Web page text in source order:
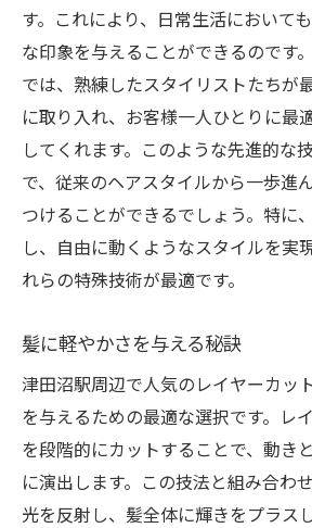
す。これにより、日常生活において
な印象を与えることができるのです
では、熟練したスタイリストたちが
に取り入れ、お客様一人ひとりに最
してくれます。このような先進的な
で、従来のヘアスタイルから一歩進
つけることができるでしょう。特に
し、自由に動くようなスタイルを実
れらの特殊技術が最適です。
髪に軽やかさを与える秘訣
津田沼駅周辺で人気のレイヤーカッ
を与えるための最適な選択です。レ
を段階的にカットすることで、動き
に演出します。この技法と組み合わ
光を反射し、髪全体に輝きをプラス